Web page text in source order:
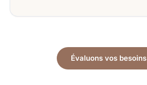
Évaluons vos besoins